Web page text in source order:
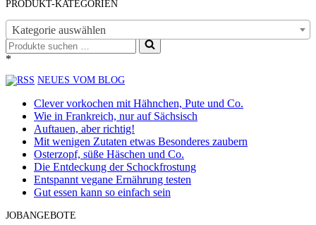
PRODUKT-KATEGORIEN
Kategorie auswählen
Suchen
nach …
*
NEUES VOM BLOG
Clever vorkochen mit Hähnchen, Pute und Co.
Wie in Frankreich, nur auf Sächsisch
Auftauen, aber richtig!
Mit wenigen Zutaten etwas Besonderes zaubern
Osterzopf, süße Häschen und Co.
Die Entdeckung der Schockfrostung
Entspannt vegane Ernährung testen
Gut essen kann so einfach sein
JOBANGEBOTE